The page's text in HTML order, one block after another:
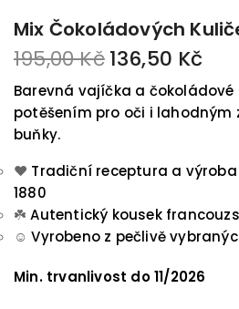
Mix Čokoládových
195,00 Kč136,50 Kč
Barevná vajíčka a čokoládové
potěšením pro oči i lahodným
buňky.
❤️ Tradiční receptura a výroba
1880
☘️ Autentický kousek
☺️ Vyrobeno z pečlivě
Min. trvanlivost do 11/2026